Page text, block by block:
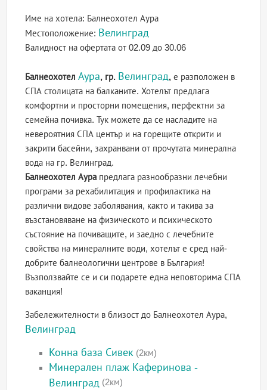
Име на хотела: Балнеохотел Аура
Местоположение: Велинград
Валидност на офертатаот 02.09 до 30.06
БалнеохотелАура, гр. Велинград, е разположен в
СПА столицата на балканите. Хотелът предлага
комфортни и просторни помещения, перфектни за
семейна почивка. Тук можете да се насладите на
невероятния СПА център и на горещите открити и
закрити басейни, захранвани от прочутата минерална
вода на гр. Велинград.
Балнеохотел Аура предлага разнообразни лечебни
програми за рехабилитация и профилактика на
различни видове заболявания, както и такива за
възстановяване на физическото и психическото
състояние на почиващите, и заедно с лечебните
свойства на минералните води, хотелът е сред най-
добрите балнеологични центрове в България!
Възползвайте се и си подарете една неповторима СПА
ваканция!
Забележителности в близост до Балнеохотел Аура,
Велинград
Конна база Сивек (2км)
Минерален плаж Каферинова -
Велинград (2км)